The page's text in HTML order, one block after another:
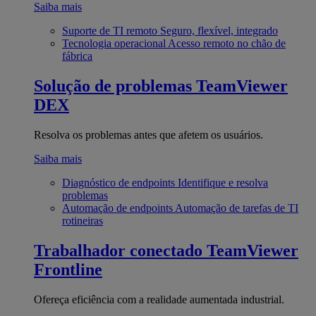
Saiba mais
Suporte de TI remoto Seguro, flexível, integrado
Tecnologia operacional Acesso remoto no chão de
fábrica
Solução de problemas TeamViewer
DEX
Resolva os problemas antes que afetem os usuários.
Saiba mais
Diagnóstico de endpoints Identifique e resolva
problemas
Automação de endpoints Automação de tarefas de TI
rotineiras
Trabalhador conectado TeamViewer
Frontline
Ofereça eficiência com a realidade aumentada industrial.